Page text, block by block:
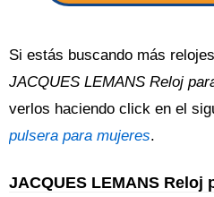
Si estás buscando más
JACQUES LEMANS Reloj
verlos haciendo click en el
pulsera para mujeres.
JACQUES LEMANS Reloj